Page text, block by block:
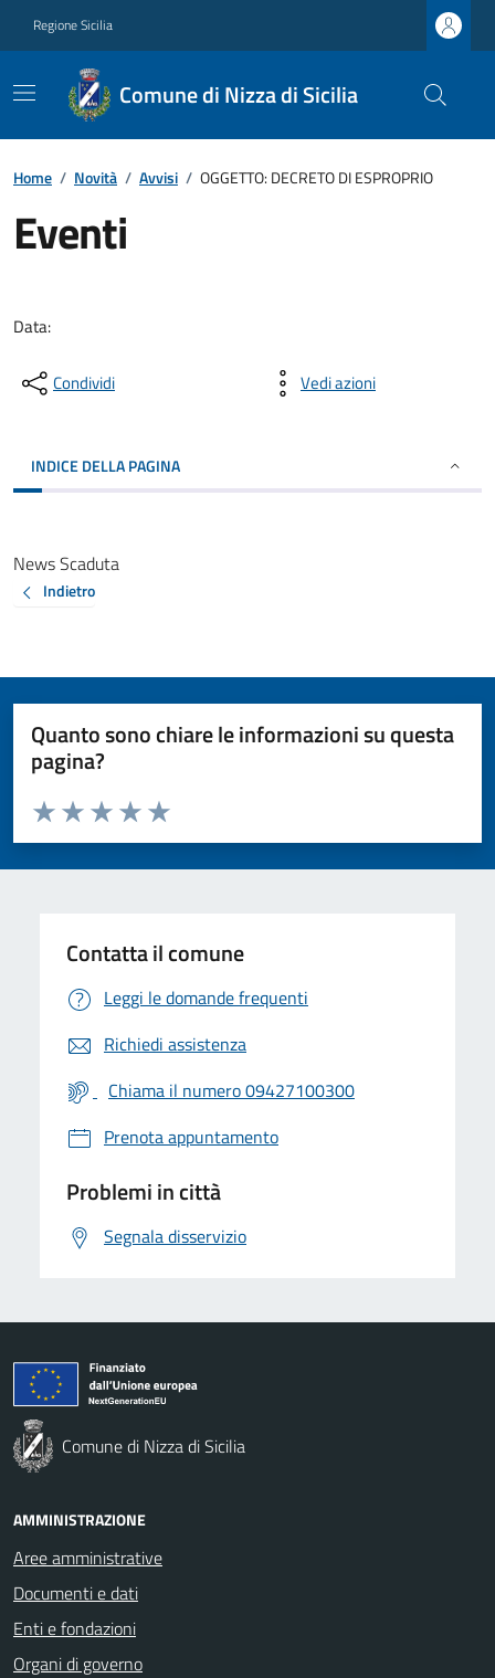
Regione Sicilia
Comune di Nizza di Sicilia
Home / Novità / Avvisi / OGGETTO: DECRETO DI ESPROPRIO
Eventi
Data:
Condividi Vedi azioni
INDICE DELLA PAGINA
News Scaduta
Indietro
Quanto sono chiare le informazioni su questa
pagina?
Valuta da 1 a 5 stelle la pagina
Valuta 5 stelle su 5
Valuta 4 stelle su 5
Valuta 3 stelle su 5
Valuta 2 stelle su 5
Valuta 1 stelle su 5
Contatta il comune
Leggi le domande frequenti
Richiedi assistenza
Chiama il numero 09427100300
Prenota appuntamento
Problemi in città
Segnala disservizio
Comune di Nizza di Sicilia
AMMINISTRAZIONE
Aree amministrative
Documenti e dati
Enti e fondazioni
Organi di governo